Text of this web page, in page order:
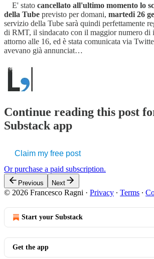
E' stato cancellato all'ultimo momento lo
della Tube previsto per domani, martedi 26
servizio della Tube sarà quindi perfettamente
di RMT, il sindacato con il maggior numero di
attorno alle 16, ed è stata comunicata via
avevano già annunciat…
Continue reading this post
Substack app
Claim my free post
Or purchase a paid subscription.
Previous Next
© 2026 Francesco Ragni · Privacy ∙ Terms ∙
Start your Substack
Get the app